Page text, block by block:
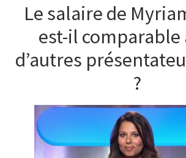
Le salaire de
est-il comparable
d’autres
?